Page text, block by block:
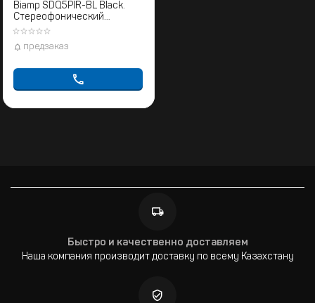
Biamp SDQ5PIR-BL Black.
Cтереофонический
комплект
предзаказ
Быстро и качественно доставляем
Наша компания производит доставку по всему Казахстану